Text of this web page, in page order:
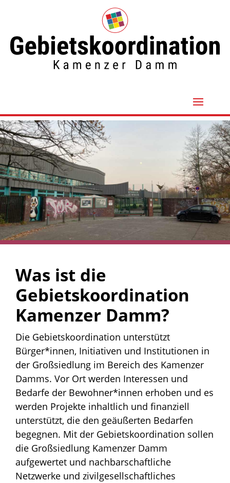
Was ist die
Gebietskoordination
Kamenzer Damm?
Die Gebietskoordination unterstützt
Bürger*innen, Initiativen und Institutionen in
der Großsiedlung im Bereich des Kamenzer
Damms. Vor Ort werden Interessen und
Bedarfe der Bewohner*innen erhoben und es
werden Projekte inhaltlich und finanziell
unterstützt, die den geäußerten Bedarfen
begegnen. Mit der Gebietskoordination sollen
die Großsiedlung Kamenzer Damm
aufgewertet und nachbarschaftliche
Netzwerke und zivilgesellschaftliches